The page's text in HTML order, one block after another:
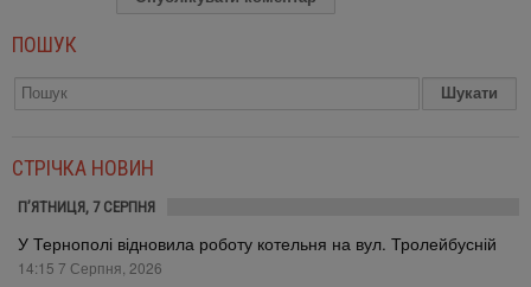
ПОШУК
СТРІЧКА НОВИН
П’ЯТНИЦЯ, 7 СЕРПНЯ
У Тернополі відновила роботу котельня на вул. Тролейбусній
14:15 7 Серпня, 2026